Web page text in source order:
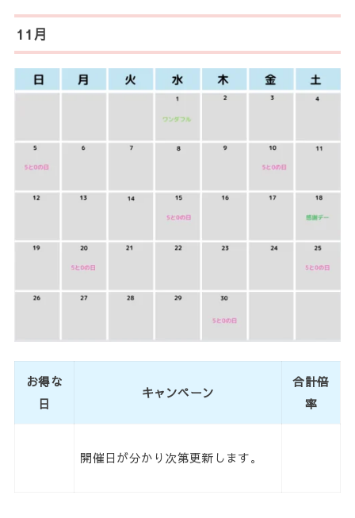
11月
お得な
日
キャンペーン
合計倍
率
開催日が分かり次第更新します。